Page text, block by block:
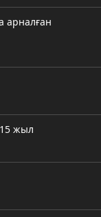
арналған
жыл